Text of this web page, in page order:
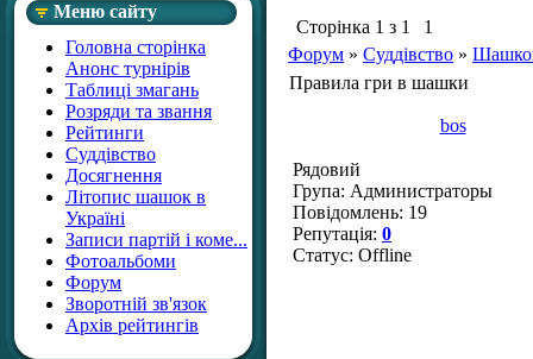
Меню сайту
Головна сторінка
Анонс турнірів
Таблиці змагань
Розряди та звання
Рейтинги
Суддівство
Досягнення
Літопис шашок в
Україні
Записи партій і коме...
Фотоальбоми
Форум
Зворотній зв'язок
Архів рейтингів
Сторінка 1 з 1
1
Форум » Суддівство »
Правила гри в шашки
bos
Рядовий
Група: Администраторы
Повідомлень: 19
Репутація: 0
Статус: Offline